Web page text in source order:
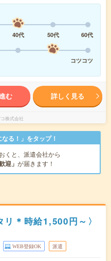
40代 50代
60代
コツコツ
む 詳しく見る
株式会社
る！」をタップ！
くと、派遣会社から
迎」 が届きます！
リ＊時給1,500円～〉
WEB登録OK 派遣